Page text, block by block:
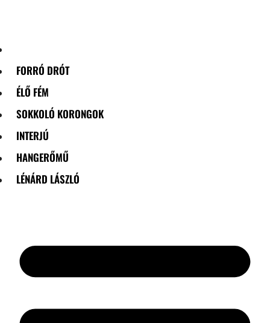
FORRÓ DRÓT
ÉLŐ FÉM
SOKKOLÓ KORONGOK
INTERJÚ
HANGERŐMŰ
LÉNÁRD LÁSZLÓ